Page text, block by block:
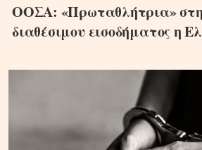
ΟΟΣΑ: «Πρωταθλήτρια»
διαθέσιμου εισοδήματος η